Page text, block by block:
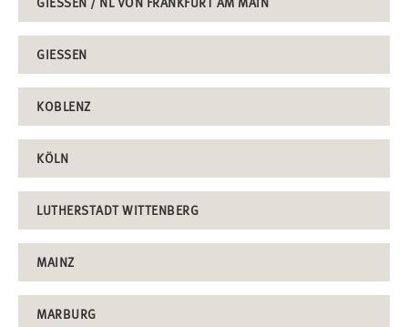
GIESSEN
KOBLENZ
KÖLN
LUTHERSTADT WITTENBERG
MAINZ
MARBURG